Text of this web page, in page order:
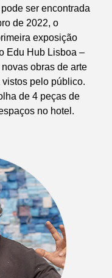
ser encontrada
de 2022, o
exposição
Edu Hub Lisboa –
obras de arte
pelo público.
de 4 peças de
no hotel.